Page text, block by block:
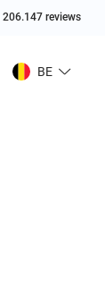
206.147 reviews
BE